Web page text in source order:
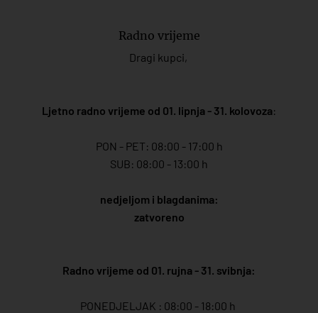
Radno vrijeme
Dragi kupci,
Ljetno radno vrijeme od 01. lipnja - 31. kolovoza:
PON - PET: 08:00 - 17:00 h
SUB: 08:00 - 13:00 h
nedjeljom i blagdanima:
zatvoreno
Radno vrijeme od 01. rujna - 31. svibnja:
PONEDJELJAK : 08:00 - 18:00 h